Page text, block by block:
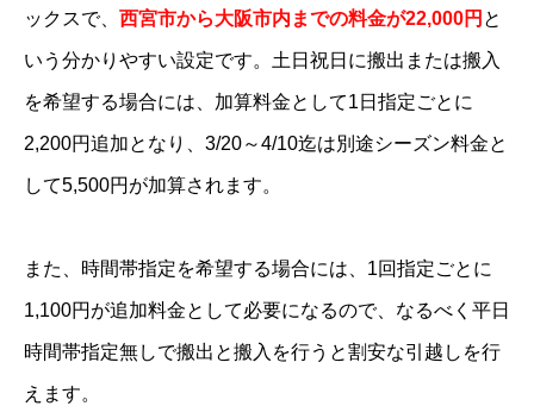
ックスで、 西宮市から大阪市内までの料金が22,000円 と
いう分かりやすい設定です。土日祝日に搬出または搬入
を希望する場合には、加算料金として1日指定ごとに
2,200円追加となり、3/20～4/10迄は別途シーズン料金と
して5,500円が加算されます。
また、時間帯指定を希望する場合には、1回指定ごとに
1,100円が追加料金として必要になるので、なるべく平日
時間帯指定無しで搬出と搬入を行うと割安な引越しを行
えます。